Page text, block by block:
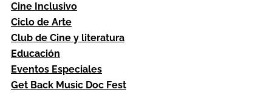
Cine Inclusivo
Ciclo de Arte
Club de Cine y literatura
Educación
Eventos Especiales
Get Back Music Doc Fest